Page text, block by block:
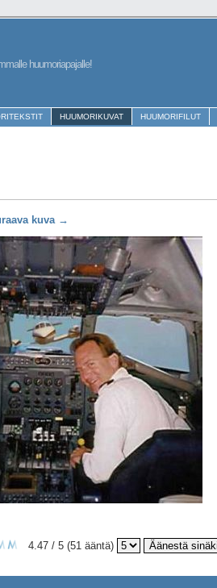
huumoriapajalle!
HUUMORIKUVAT HUUMORIFILUT
kuva →
4.47 / 5 (51 ääntä)